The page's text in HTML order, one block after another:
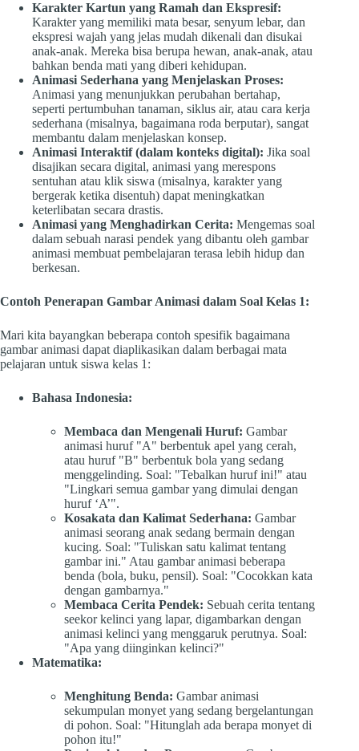
Karakter Kartun yang Ramah dan Ekspresif:
Karakter yang memiliki mata besar, senyum lebar, dan
ekspresi wajah yang jelas mudah dikenali dan disukai
anak-anak. Mereka bisa berupa hewan, anak-anak, atau
bahkan benda mati yang diberi kehidupan.
Animasi Sederhana yang Menjelaskan Proses:
Animasi yang menunjukkan perubahan bertahap,
seperti pertumbuhan tanaman, siklus air, atau cara kerja
sederhana (misalnya, bagaimana roda berputar), sangat
membantu dalam menjelaskan konsep.
Animasi Interaktif (dalam konteks digital): Jika soal
disajikan secara digital, animasi yang merespons
sentuhan atau klik siswa (misalnya, karakter yang
bergerak ketika disentuh) dapat meningkatkan
keterlibatan secara drastis.
Animasi yang Menghadirkan Cerita: Mengemas soal
dalam sebuah narasi pendek yang dibantu oleh gambar
animasi membuat pembelajaran terasa lebih hidup dan
berkesan.
Contoh Penerapan Gambar Animasi dalam Soal Kelas 1:
Mari kita bayangkan beberapa contoh spesifik bagaimana
gambar animasi dapat diaplikasikan dalam berbagai mata
pelajaran untuk siswa kelas 1:
Bahasa Indonesia:
Membaca dan Mengenali Huruf: Gambar
animasi huruf "A" berbentuk apel yang cerah,
atau huruf "B" berbentuk bola yang sedang
menggelinding. Soal: "Tebalkan huruf ini!" atau
"Lingkari semua gambar yang dimulai dengan
huruf ‘A’".
Kosakata dan Kalimat Sederhana: Gambar
animasi seorang anak sedang bermain dengan
kucing. Soal: "Tuliskan satu kalimat tentang
gambar ini." Atau gambar animasi beberapa
benda (bola, buku, pensil). Soal: "Cocokkan kata
dengan gambarnya."
Membaca Cerita Pendek: Sebuah cerita tentang
seekor kelinci yang lapar, digambarkan dengan
animasi kelinci yang menggaruk perutnya. Soal:
"Apa yang diinginkan kelinci?"
Matematika:
Menghitung Benda: Gambar animasi
sekumpulan monyet yang sedang bergelantungan
di pohon. Soal: "Hitunglah ada berapa monyet di
pohon itu!"